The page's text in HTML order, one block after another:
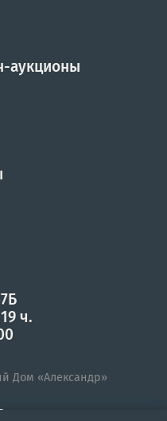
аукционы
ч.
Дом «Александр»